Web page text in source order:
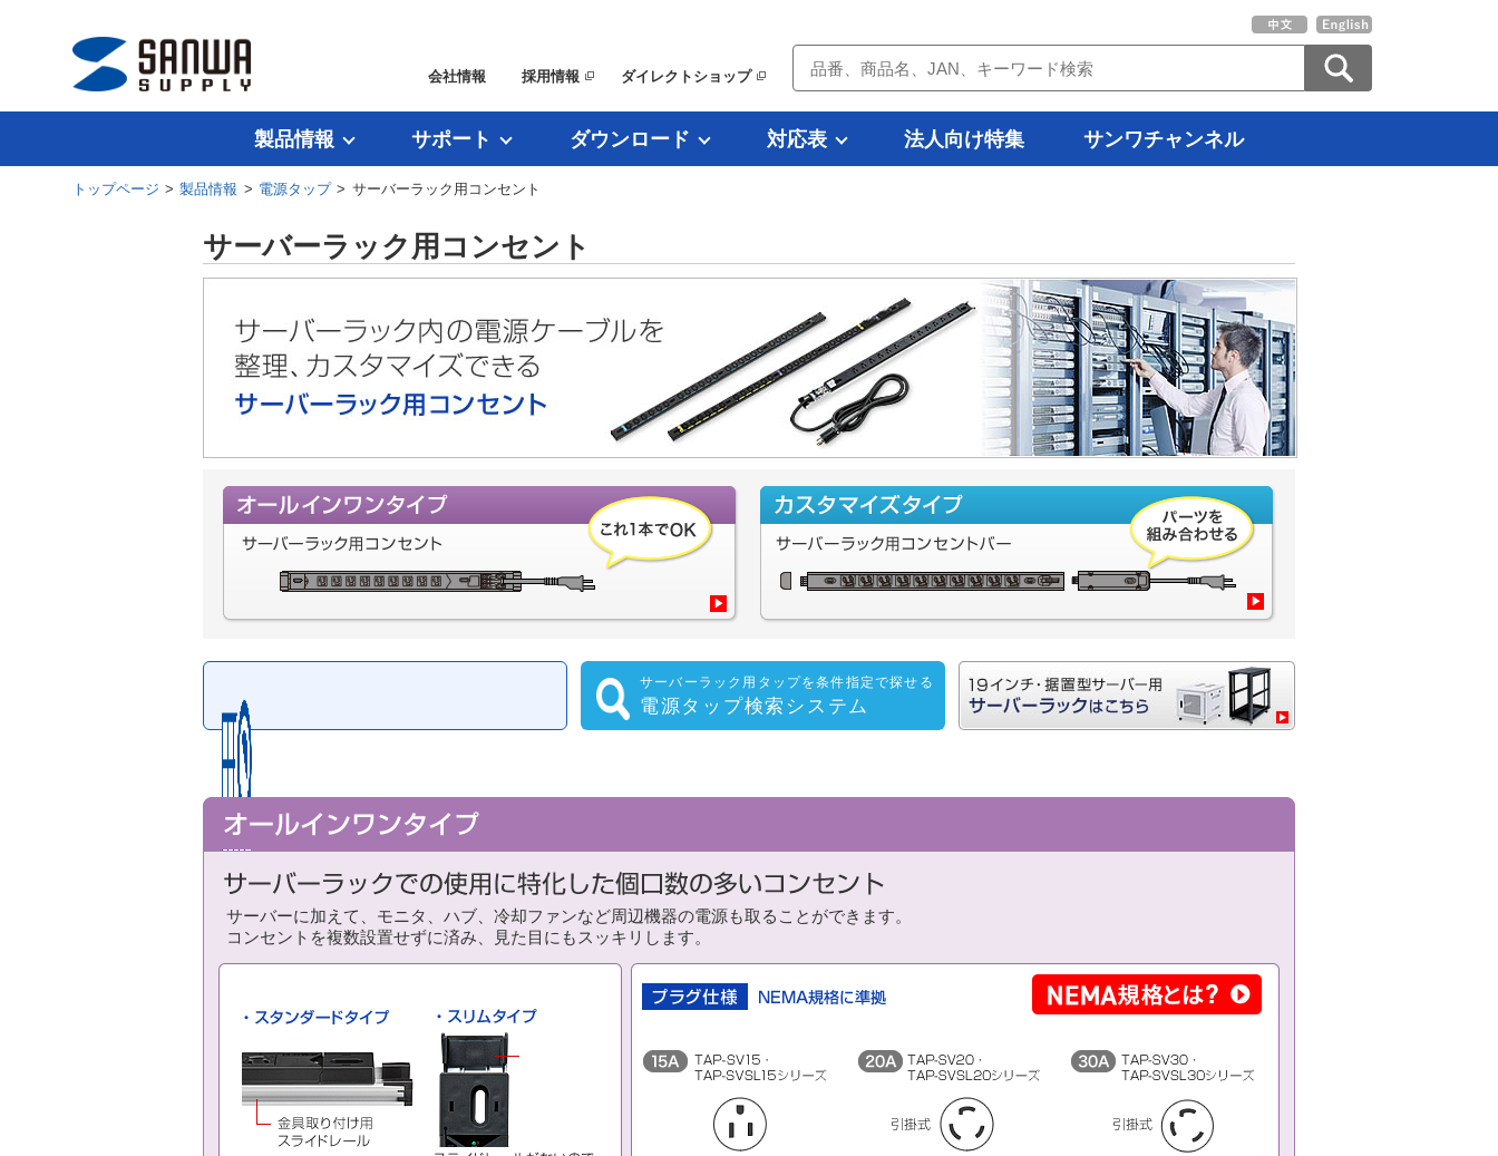
会社情報 採用情報 ダイレクトショップ
製品情報 サポート ダウンロード 対応表 法人向け特集 サンワチャンネル
トップページ >製品情報 > 電源タップ> サーバーラック用コンセント
サーバーラック用コンセント
サーバーラック用コンセント
取付対応表
サーバーラック用タップを条件指定で探せる
電源タップ検索システム
サーバーに加えて、モニタ、ハブ、冷却ファンなど周辺機器の電源も取ることができます。
コンセントを複数設置せずに済み、見た目にもスッキリします。